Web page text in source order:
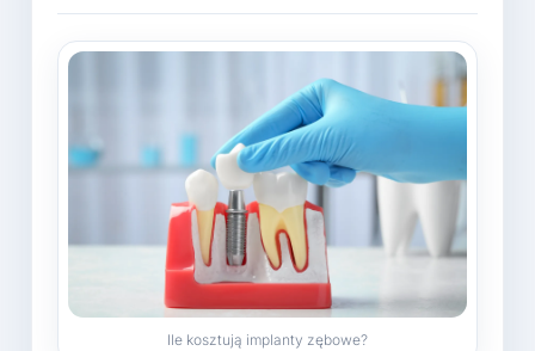
Ile kosztują implanty zębowe?